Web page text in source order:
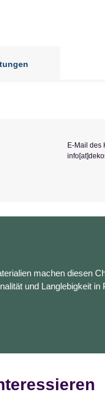
E-Mail des
machen diesen
und Langlebigkeit in